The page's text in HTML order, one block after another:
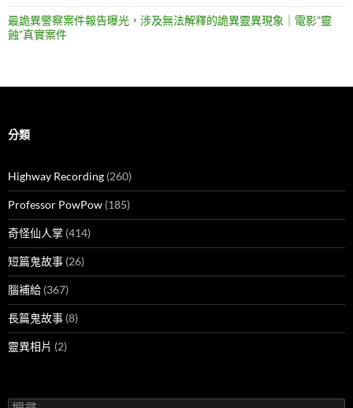
最詭異警察案件報告曝光，涉及無法解釋的詭異靈異現象｜電影”靈
蝕”真實案件
分類
Highway Recording (260)
Professor PowPow (185)
奇怪仙人掌 (414)
短篇鬼故事 (26)
腦補給 (367)
長篇鬼故事 (8)
靈異相片 (2)
搜